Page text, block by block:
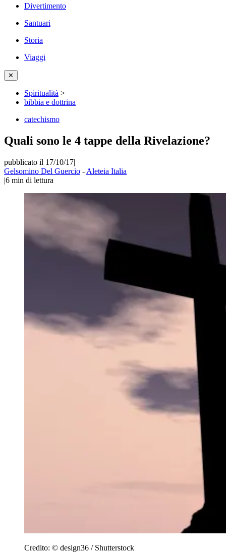
Divertimento
Santuari
Storia
Viaggi
✕
Spiritualità >
bibbia e dottrina
catechismo
Quali sono le 4 tappe della Rivelazione?
pubblicato il 17/10/17|
Gelsomino Del Guercio - Aleteia Italia
|6 min di lettura
Credito: © design36 / Shutterstock